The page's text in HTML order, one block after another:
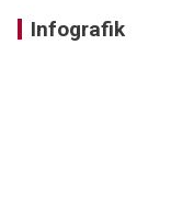
Infografik